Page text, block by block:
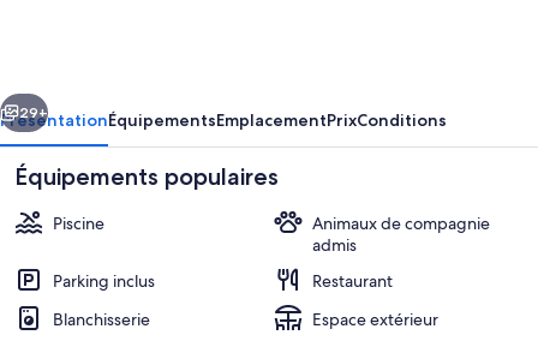
Suivant
29+
PrésentationÉquipementsEmplacementPrixConditions
Équipements populaires
Piscine
Animaux de compagnie
admis
Parking inclus
Restaurant
Blanchisserie
Espace extérieur